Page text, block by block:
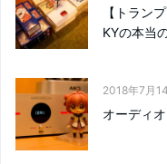
【トラン
KYの本当
2018年7月
オーディ